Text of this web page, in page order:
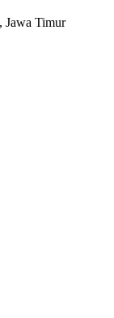
Jawa Timur